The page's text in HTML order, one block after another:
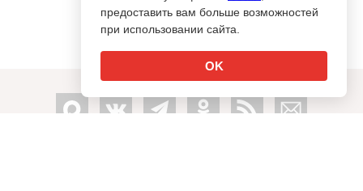
предоставить вам больше возможностей
при использовании сайта.
OK